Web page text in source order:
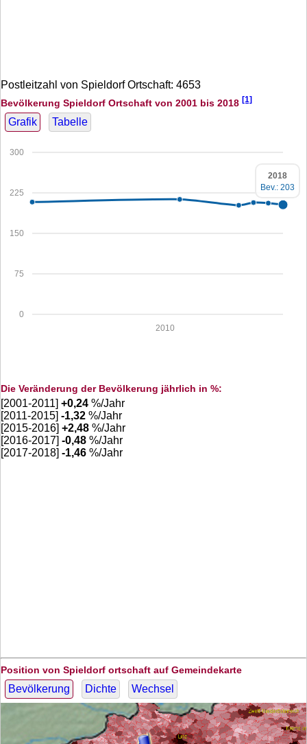
Postleitzahl von Spieldorf Ortschaft: 4653
Bevölkerung Spieldorf Ortschaft von 2001 bis 2018 [1]
Grafik Tabelle
0
75
150
225
300
2010
2018
Bev.: 203
Die Veränderung der Bevölkerung jährlich in %:
[2001-2011] +0,24 %/Jahr
[2011-2015] -1,32 %/Jahr
[2015-2016] +2,48 %/Jahr
[2016-2017] -0,48 %/Jahr
[2017-2018] -1,46 %/Jahr
Position von Spieldorf ortschaft auf Gemeindekarte
Bevölkerung Dichte Wechsel